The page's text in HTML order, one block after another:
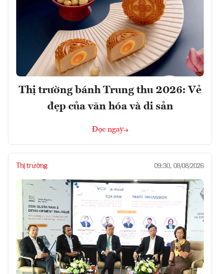
Thị trường bánh Trung thu 2026: Vẻ
đẹp của văn hóa và di sản
Đọc ngay
Thị trường 09:30, 08/08/2026